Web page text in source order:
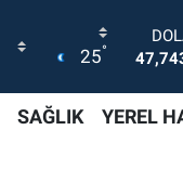
25°
SAĞLIK YEREL